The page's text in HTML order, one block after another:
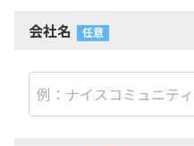
会社名